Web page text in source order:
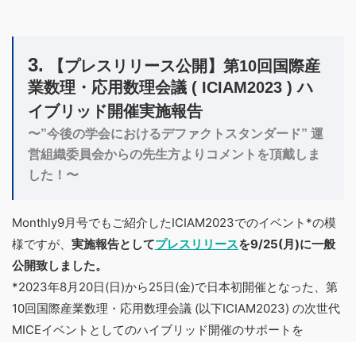
3. 【プレスリリース公開】第10回国際産
業数理・応用数理会議 ( ICIAM2023 ) ハ
イブリッド開催実施報告
〜”今後の学会におけるデファクトスタンダード” 運
営組織委員会からの先生方よりコメントを頂戴しま
した！〜
Monthly9月号でもご紹介したICIAM2023でのイベント*の模
様ですが、 実施報告としてプレスリリースを9/25(月)に一般
公開致しました。
*2023年8月20日(日)から25日(金)で日本初開催となった、第
10回国際産業数理・応用数理会議 (以下ICIAM2023) の次世代
MICEイベントとしてのハイブリッド開催のサポートを